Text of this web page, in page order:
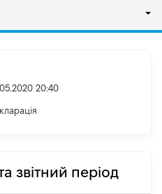
20:40
звітний період